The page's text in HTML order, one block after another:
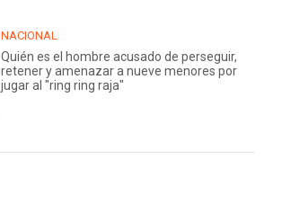
NACIONAL
Quién es el hombre acusado de perseguir,
retener y amenazar a nueve menores por
jugar al "ring ring raja"